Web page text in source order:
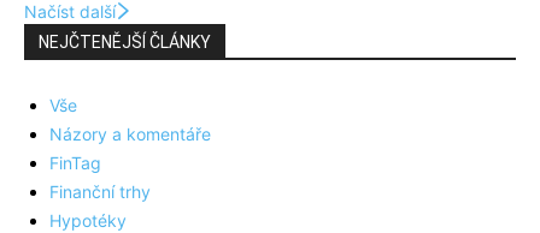
Načíst další
NEJČTENĚJŠÍ ČLÁNKY
Vše
Názory a komentáře
FinTag
Finanční trhy
Hypotéky